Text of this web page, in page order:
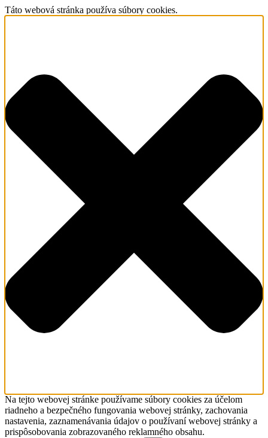
Táto webová stránka používa súbory cookies.
Na tejto webovej stránke používame súbory cookies za účelom
riadneho a bezpečného fungovania webovej stránky, zachovania
nastavenia, zaznamenávania údajov o používaní webovej stránky a
prispôsobovania zobrazovaného reklamného obsahu.